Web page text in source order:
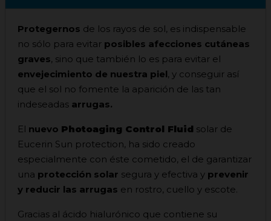
Protegernos de los rayos de sol, es indispensable
no sólo para evitar posibles afecciones cutáneas
graves, sino que también lo es para evitar el
envejecimiento de nuestra piel, y conseguir así
que el sol no fomente la aparición de las tan
indeseadas arrugas.
El nuevo Photoaging Control Fluid solar de
Eucerin Sun protection, ha sido creado
especialmente con éste cometido, el de garantizar
una protección solar segura y efectiva y prevenir
y reducir las arrugas en rostro, cuello y escote.
Gracias al ácido hialurónico que contiene su